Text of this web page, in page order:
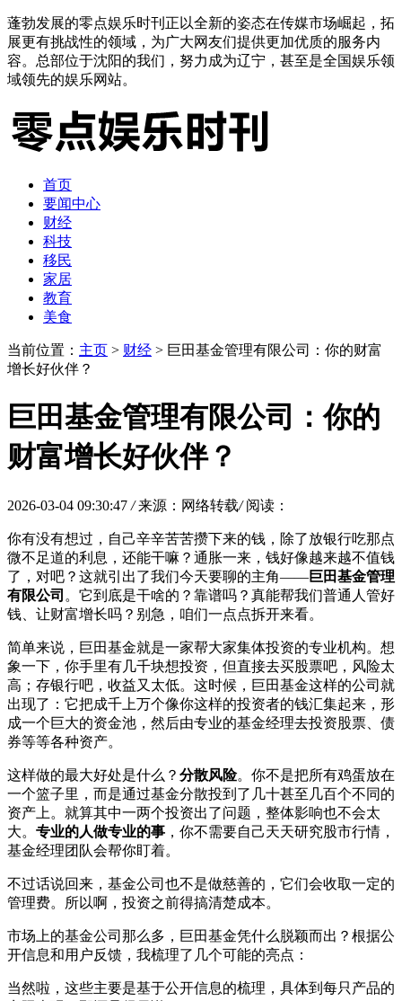
蓬勃发展的零点娱乐时刊正以全新的姿态在传媒市场崛起，拓
展更有挑战性的领域，为广大网友们提供更加优质的服务内
容。总部位于沈阳的我们，努力成为辽宁，甚至是全国娱乐领
域领先的娱乐网站。
首页
要闻中心
财经
科技
移民
家居
教育
美食
当前位置： 主页 > 财经 > 巨田基金管理有限公司：你的财富
增长好伙伴？
巨田基金管理有限公司：你的
财富增长好伙伴？
2026-03-04 09:30:47 / 来源：网络转载/ 阅读：
你有没有想过，自己辛辛苦苦攒下来的钱，除了放银行吃那点
微不足道的利息，还能干嘛？通胀一来，钱好像越来越不值钱
了，对吧？这就引出了我们今天要聊的主角——巨田基金管理
有限公司 。它到底是干啥的？靠谱吗？真能帮我们普通人管好
钱、让财富增长吗？别急，咱们一点点拆开来看。
简单来说，巨田基金就是一家帮大家集体投资的专业机构。想
象一下，你手里有几千块想投资，但直接去买股票吧，风险太
高；存银行吧，收益又太低。这时候，巨田基金这样的公司就
出现了：它把成千上万个像你这样的投资者的钱汇集起来，形
成一个巨大的资金池，然后由专业的基金经理去投资股票、债
券等等各种资产。
这样做的最大好处是什么？ 分散风险。你不是把所有鸡蛋放在
一个篮子里，而是通过基金分散投到了几十甚至几百个不同的
资产上。就算其中一两个投资出了问题，整体影响也不会太
大。 专业的人做专业的事 ，你不需要自己天天研究股市行情，
基金经理团队会帮你盯着。
不过话说回来，基金公司也不是做慈善的，它们会收取一定的
管理费。所以啊，投资之前得搞清楚成本。
市场上的基金公司那么多，巨田基金凭什么脱颖而出？根据公
开信息和用户反馈，我梳理了几个可能的亮点：
当然啦，这些主要是基于公开信息的梳理，具体到每只产品的